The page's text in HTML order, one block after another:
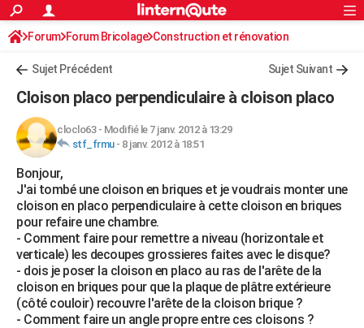
ACTUALITÉS
Politique
Société
Faits Divers
Education
Monde
Villes
+
FINANCE
Retraite
Impôts
Epargne
Immobilier
Risques naturels par ville
Banque
Assurance
Crédit
AUTO
Essais
Réserver un essai
Citadines
Berlines
SUV
Forum auto
+HIGH-TECH
Mobiles
Meilleur smartphone
Internet
Ordinateurs
Jeux vidéo
Guide high-tech
+BRICOLAGE
Forum
Aménagement intérieur
Extérieur
Cuisine
Salle de bains
Jardinage
Rangement
WEEK-END
Guides de France
Escapades
Patrimoine
Expositions
Musées
Week-end nature
LIFESTYLE
Art de vivre
Bien-être
Loisirs
Mode
Modes de vie
SANTE
Rechercher
S'inscrire
Connexion
Forum Forum Bricolage Construction et rénovation
Sujet Précédent Sujet Suivant
Cloison placo perpendiculaire à cloison placo
cloclo63- Modifié le 7 janv. 2012 à 13:29
stf_frmu- 8 janv. 2012 à 18:51
Bonjour,
J'ai tombé une cloison en briques et je voudrais monter une
cloison en placo perpendiculaire à cette cloison en briques
pour refaire une chambre.
- Comment faire pour remettre a niveau (horizontale et
verticale) les decoupes grossieres faites avec le disque?
- dois je poser la cloison en placo au ras de l'arête de la
cloison en briques pour que la plaque de plâtre extérieure
(côté couloir) recouvre l'arête de la cloison brique ?
- Comment faire un angle propre entre ces cloisons ?